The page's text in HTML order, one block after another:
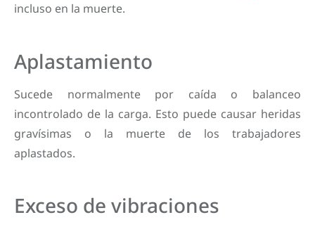
incluso en la muerte.
Aplastamiento
Sucede normalmente por caída o balanceo
incontrolado de la carga. Esto puede causar heridas
gravísimas o la muerte de los trabajadores
aplastados.
Exceso de vibraciones